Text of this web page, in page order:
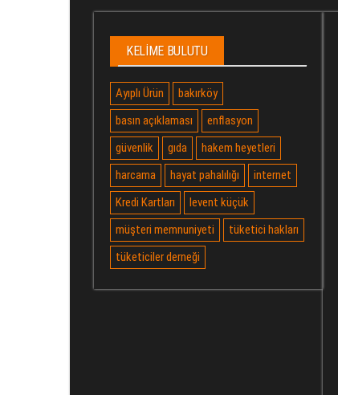
KELIME BULUTU
Ayıplı Ürün
bakırköy
basın açıklaması
enflasyon
güvenlik
gıda
hakem heyetleri
harcama
hayat pahalılığı
internet
Kredi Kartları
levent küçük
müşteri memnuniyeti
tüketici hakları
tüketiciler derneği